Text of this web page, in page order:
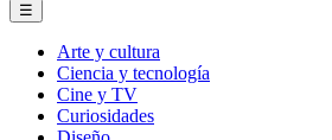
☰
Arte y cultura
Ciencia y tecnología
Cine y TV
Curiosidades